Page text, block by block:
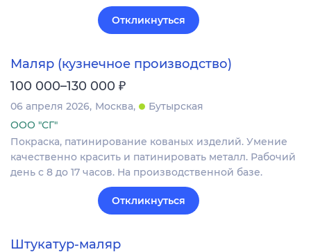
Откликнуться
Маляр (кузнечное производство)
100 000–130 000 ₽
06 апреля 2026 Москва
Бутырская
ООО "СГ"
Покраска, патинирование кованых изделий. Умение
качественно красить и патинировать металл. Рабочий
день с 8 до 17 часов. На производственной базе.
Откликнуться
Штукатур-маляр